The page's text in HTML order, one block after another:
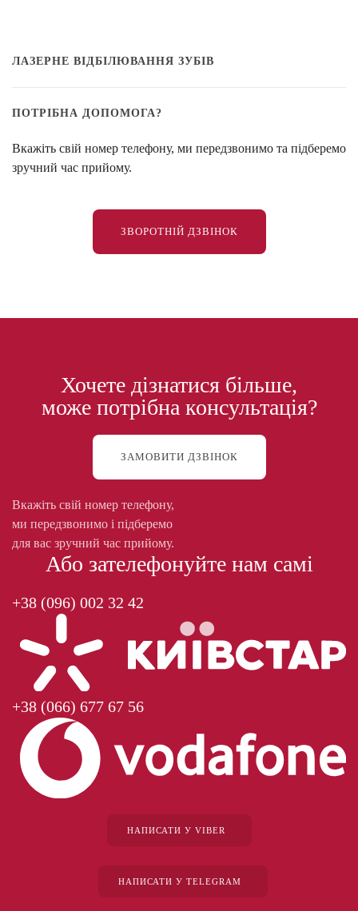
ЛАЗЕРНЕ ВІДБІЛЮВАННЯ ЗУБІВ
ПОТРІБНА ДОПОМОГА?
Вкажіть свій номер телефону, ми передзвонимо та підберемо
зручний час прийому.
ЗВОРОТНІЙ ДЗВІНОК
Хочете дізнатися більше,
може потрібна консультація?
ЗАМОВИТИ ДЗВІНОК
Вкажіть свій номер телефону,
ми передзвонимо і підберемо
для вас зручний час прийому.
Або зателефонуйте нам самі
+38 (096) 002 32 42
+38 (066) 677 67 56
НАПИСАТИ У VIBER
НАПИСАТИ У TELEGRAM